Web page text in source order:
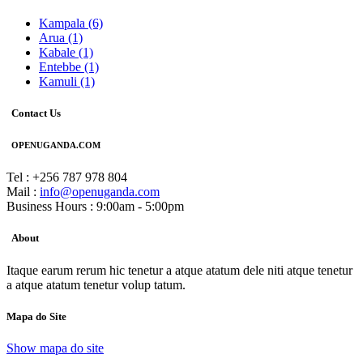
Kampala (6)
Arua (1)
Kabale (1)
Entebbe (1)
Kamuli (1)
Contact Us
OPENUGANDA.COM
Tel : +256 787 978 804
Mail : info@openuganda.com
Business Hours : 9:00am - 5:00pm
About
Itaque earum rerum hic tenetur a atque atatum dele niti atque tenetur
a atque atatum tenetur volup tatum.
Mapa do Site
Show mapa do site